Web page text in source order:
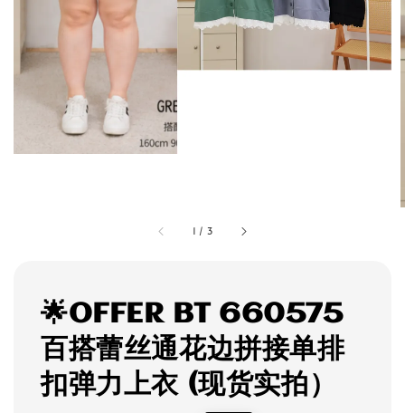
1 / 3
🌟OFFER BT 660575
百搭蕾丝通花边拼接单排
扣弹力上衣 (现货实拍）